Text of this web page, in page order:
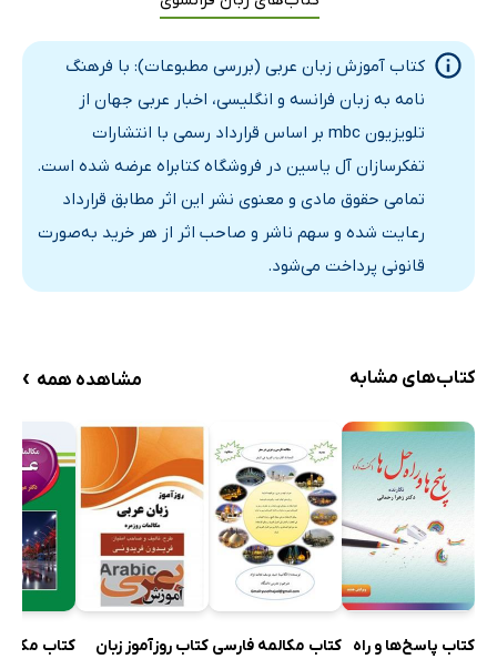
العراق و الأمم المتحده (1-3)
مجلس الشوری البحرینی
توقیع الإتفاق الفلسطینی الإسرائیلی (1-12)
مدینه أریحه التاریخیه (1-4)
إجتماع اتحاد المغرب العربی (1-2)
العاصفه تمتد إلی کندا
خلاف بین بریطانیا و الصین حول هونغ کونغ (1-3)
توتر العلاقات بین کوریا الشمالیۀ و کوریا الجنوبیه
الهند
معلومات عامۀ عن العالم العربی
کتاب آموزش زبان عربی (بررسی مطبوعات): با فرهنگ
نامه به زبان فرانسه و انگلیسی، اخبار عربی جهان از
تلویزیون mbc بر اساس قرارداد رسمی با انتشارات
تفکرسازان آل یاسین در فروشگاه کتابراه عرضه شده است.
تمامی حقوق مادی و معنوی نشر این اثر مطابق قرارداد
رعایت شده و سهم ناشر و صاحب اثر از هر خرید به‌صورت
قانونی پرداخت می‌شود.
کتاب‌های مشابه مشاهده همه ›
کتاب پاسخ‌ها و راه کتاب مکالمه فارسی کتاب روزآموز زبان
کتاب